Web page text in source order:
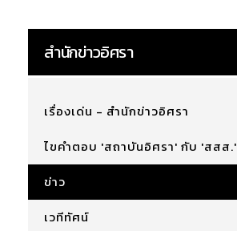
สำนักข่าวอิศรา
เรื่องเด่น - สำนักข่าวอิศรา
ไขคำตอบ 'สถาบันอิศรา' กับ 'สสส.'
ข่าว
เวทีทัศน์